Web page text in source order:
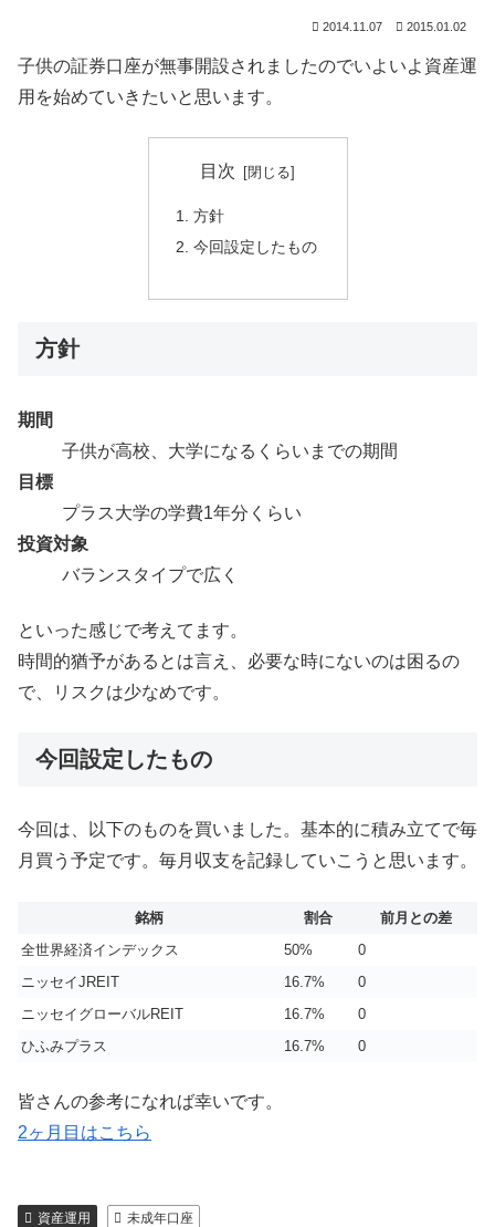
2014.11.07 2015.01.02
子供の証券口座が無事開設されましたのでいよいよ資産運
用を始めていきたいと思います。
目次
方針
今回設定したもの
方針
期間
子供が高校、大学になるくらいまでの期間
目標
プラス大学の学費1年分くらい
投資対象
バランスタイプで広く
といった感じで考えてます。
時間的猶予があるとは言え、必要な時にないのは困るの
で、リスクは少なめです。
今回設定したもの
今回は、以下のものを買いました。基本的に積み立てで毎
月買う予定です。毎月収支を記録していこうと思います。
銘柄 割合
前月との差
全世界経済インデックス
50%
0
ニッセイJREIT
16.7%
0
ニッセイグローバルREIT
16.7%
0
ひふみプラス
16.7% 0
皆さんの参考になれば幸いです。
2ヶ月目はこちら
資産運用 未成年口座